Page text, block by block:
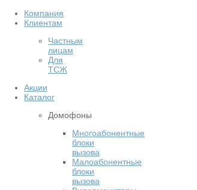
Компания
Клиентам
Частным
лицам
Для
ТСЖ
Акции
Каталог
Домофоны
Многоабонентные
блоки
вызова
Малоабонентные
блоки
вызова